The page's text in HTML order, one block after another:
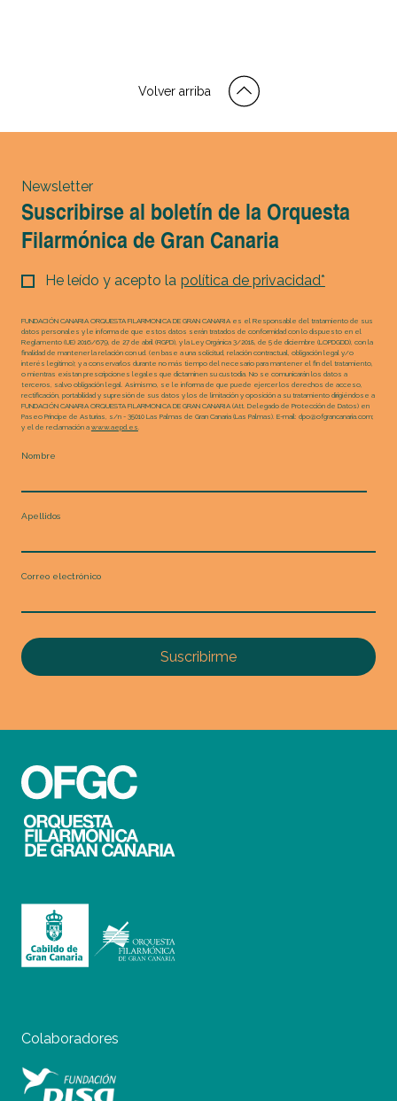
Volver arriba
Newsletter
Suscribirse al boletín de la Orquesta
Filarmónica de Gran Canaria
He leído y acepto la política de privacidad*
FUNDACIÓN CANARIA ORQUESTA FILARMONICA DE GRAN CANARIA es el Responsable del tratamiento de sus
datos personales y le informa de que estos datos serán tratados de conformidad con lo dispuesto en el
Reglamento (UE) 2016/679, de 27 de abril (RGPD), y la Ley Orgánica 3/2018, de 5 de diciembre (LOPDGDD), con la
finalidad de mantener la relación con ud. (en base a una solicitud, relación contractual, obligación legal y/o
interés legítimo); y a conservarlos durante no más tiempo del necesario para mantener el fin del tratamiento,
o mientras existan prescripciones legales que dictaminen su custodia. No se comunicarán los datos a
terceros, salvo obligación legal. Asimismo, se le informa de que puede ejercer los derechos de acceso,
rectificación, portabilidad y supresión de sus datos y los de limitación y oposición a su tratamiento dirigiéndose a
FUNDACIÓN CANARIA ORQUESTA FILARMONICA DE GRAN CANARIA (Att. Delegado de Protección de Datos) en
Paseo Príncipe de Asturias, s/n - 35010 Las Palmas de Gran Canaria (Las Palmas). E-mail: dpo@ofgrancanaria.com;
y el de reclamación a www.aepd.es.
Nombre
Apellidos
Correo electrónico
Suscribirme
Colaboradores